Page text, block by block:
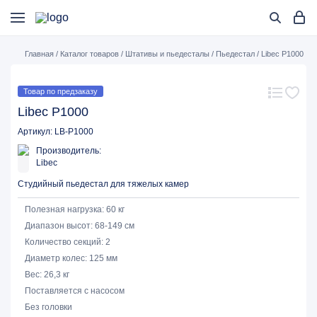
Главная / Каталог товаров / Штативы и пьедесталы / Пьедестал / Libec P1000
Товар по предзаказу
Libec P1000
Артикул: LB-P1000
Производитель:
Libec
Студийный пьедестал для тяжелых камер
Полезная нагрузка: 60 кг
Диапазон высот: 68-149 см
Количество секций: 2
Диаметр колес: 125 мм
Вес: 26,3 кг
Поставляется с насосом
Без головки